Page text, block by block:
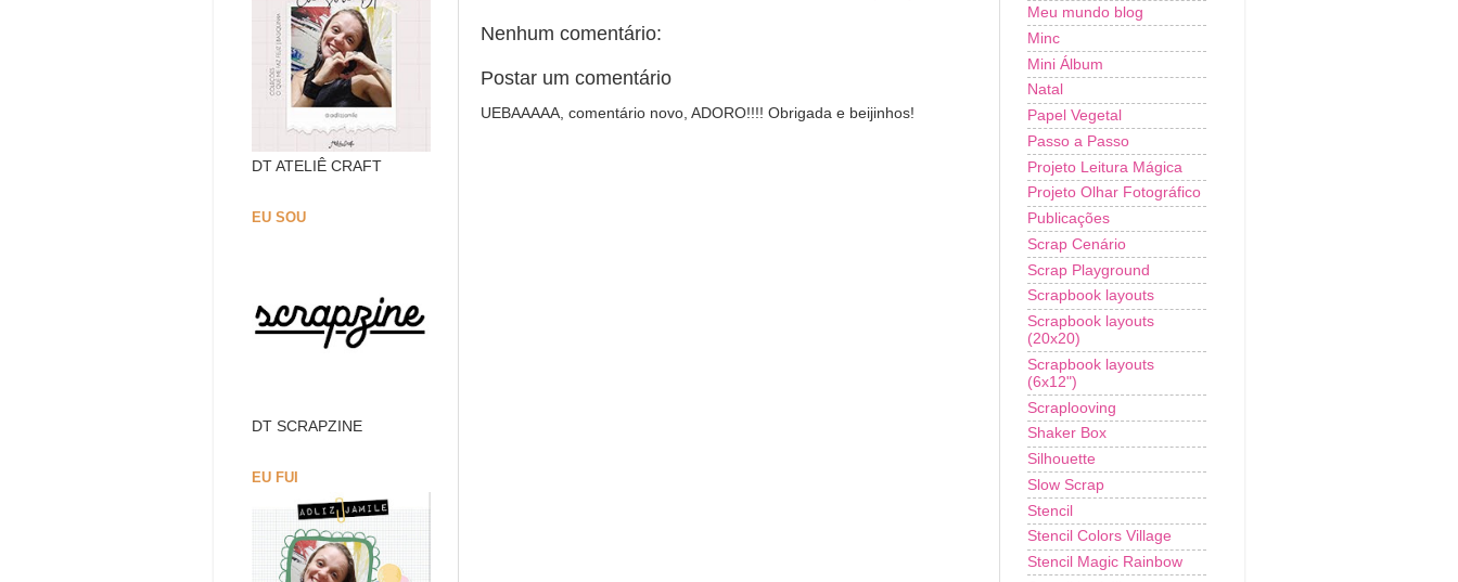
Nenhum comentário:
Postar um comentário
UEBAAAAA, comentário novo, ADORO!!!! Obrigada e beijinhos!
DT ATELIÊ CRAFT
EU SOU
DT SCRAPZINE
EU FUI
Meu mundo blog
Minc
Mini Álbum
Natal
Papel Vegetal
Passo a Passo
Projeto Leitura Mágica
Projeto Olhar Fotográfico
Publicações
Scrap Cenário
Scrap Playground
Scrapbook layouts
Scrapbook layouts
(20x20)
Scrapbook layouts
(6x12")
Scraplooving
Shaker Box
Silhouette
Slow Scrap
Stencil
Stencil Colors Village
Stencil Magic Rainbow